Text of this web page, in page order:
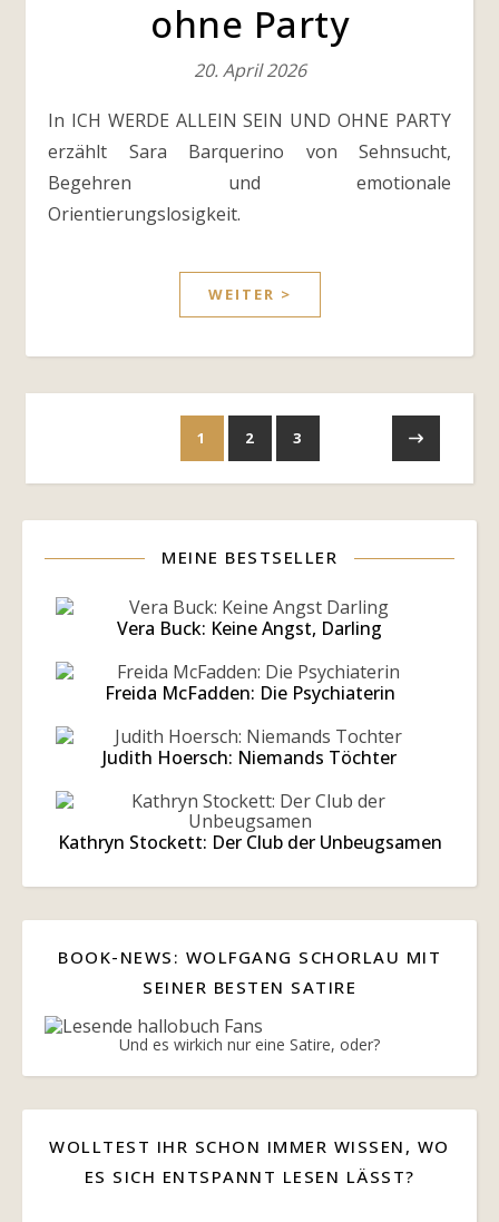
ohne Party
20. April 2026
In ICH WERDE ALLEIN SEIN UND OHNE PARTY
erzählt Sara Barquerino von Sehnsucht,
Begehren und emotionale
Orientierungslosigkeit.
WEITER >
1 2 3
MEINE BESTSELLER
Vera Buck: Keine Angst, Darling
Freida McFadden: Die Psychiaterin
Judith Hoersch: Niemands Töchter
Kathryn Stockett: Der Club der Unbeugsamen
BOOK-NEWS: WOLFGANG SCHORLAU MIT
SEINER BESTEN SATIRE
Und es wirkich nur eine Satire, oder?
WOLLTEST IHR SCHON IMMER WISSEN, WO
ES SICH ENTSPANNT LESEN LÄSST?